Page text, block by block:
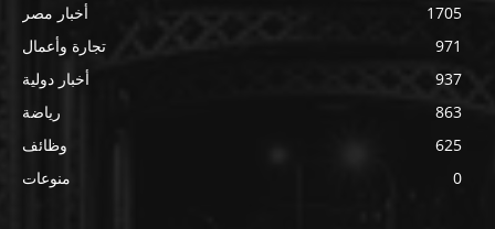
أخبار مصر
1705
تجارة وأعمال
971
أخبار دولية
937
رياضة
863
وظائف
625
منوعات
0